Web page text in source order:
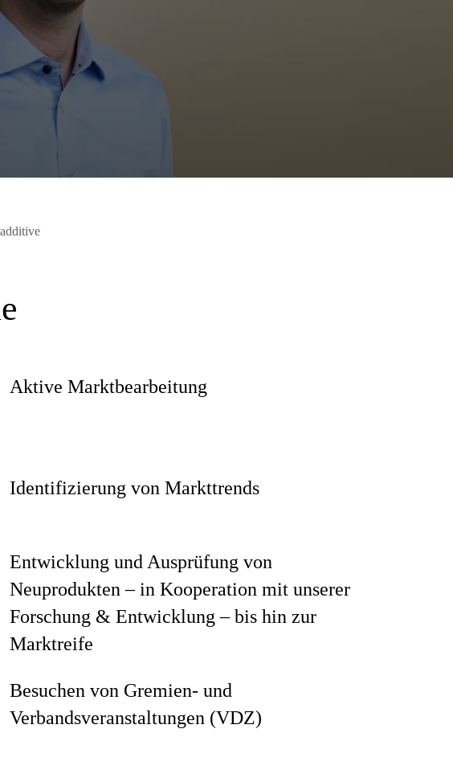
Aktive Marktbearbeitung
Identifizierung von Markttrends
Entwicklung und Ausprüfung von
Neuprodukten – in Kooperation mit unserer
Forschung & Entwicklung – bis hin zur
Marktreife
Besuchen von Gremien- und
Verbandsveranstaltungen (VDZ)